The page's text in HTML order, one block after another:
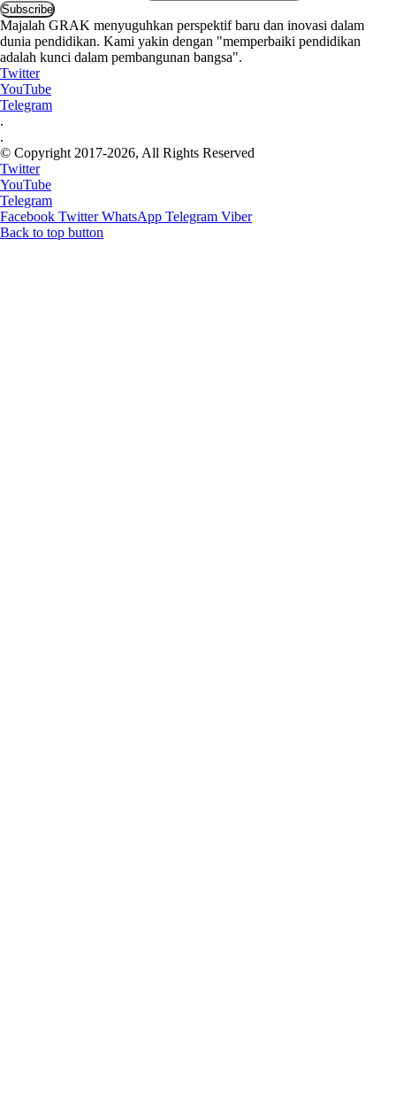
Majalah GRAK menyuguhkan perspektif baru dan inovasi dalam
dunia pendidikan. Kami yakin dengan "memperbaiki pendidikan
adalah kunci dalam pembangunan bangsa".
Twitter
YouTube
Telegram
.
.
© Copyright 2017-2026, All Rights Reserved
Twitter
YouTube
Telegram
Facebook Twitter WhatsApp Telegram Viber
Back to top button